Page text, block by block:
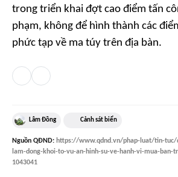
trong triển khai đợt cao điểm tấn
phạm, không để hình thành các
phức tạp về ma túy trên địa bàn.
Lâm Đồng Cảnh sát biển
Nguồn QĐND: https://www.qdnd.vn/phap-luat/tin-tuc/
lam-dong-khoi-to-vu-an-hinh-su-ve-hanh-vi-mua-ban-
1043041